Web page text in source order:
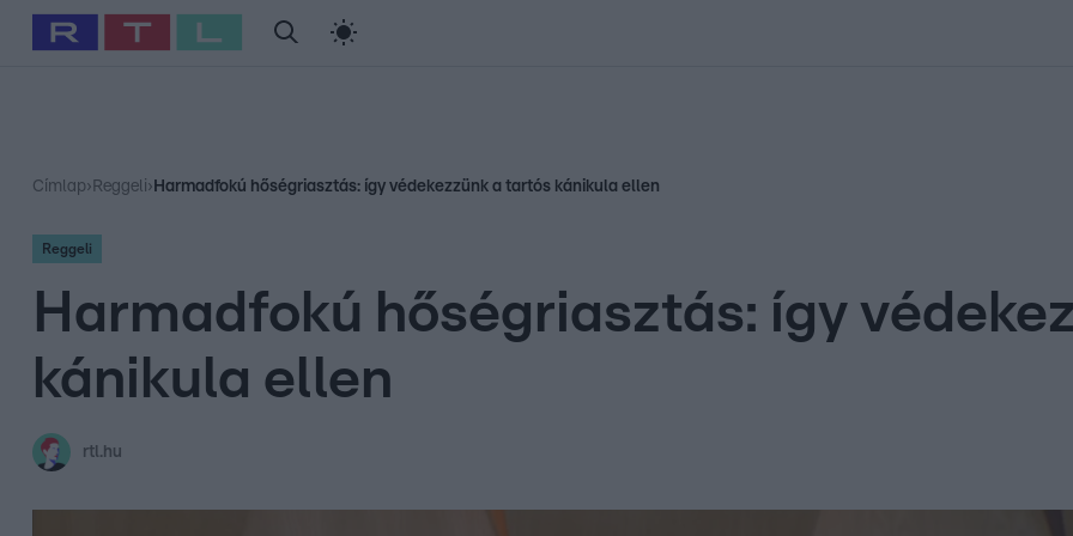
Babits Marcella Szellő István Most Wanted
Címlap› Reggeli› Harmadfokú hőségriasztás: így védekezzünk a tartós kánikula ellen
Reggeli
Harmadfokú hőségriasztás: így
kánikula ellen
rtl.hu